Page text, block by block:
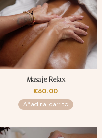
Masaje Relax
€60.00
Añadir al carrito